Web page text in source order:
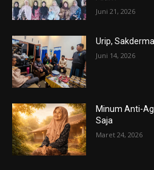
Juni 21, 2026
Urip,
Juni 14, 2026
Minum Anti-
Saja
Maret 24, 2026